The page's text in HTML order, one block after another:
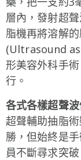
層內，發射超
脂機再將溶解
(Ultrasound
形美容外科手
行。
各式各樣超聲
超聲輔助抽脂
勝，但始終是
員不斷尋求突